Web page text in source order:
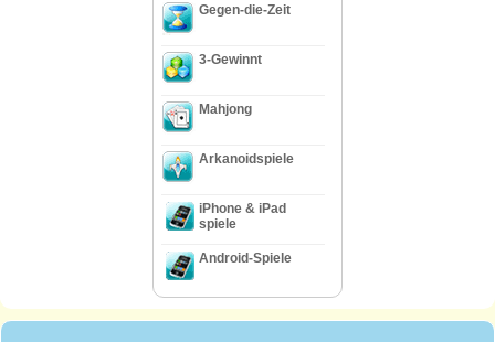
Gegen-die-Zeit
3-Gewinnt
Mahjong
Arkanoidspiele
iPhone & iPad
spiele
Android-Spiele